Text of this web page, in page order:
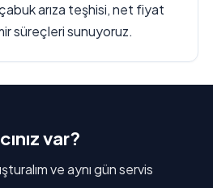
arıza teşhisi, net fiyat
süreçleri sunuyoruz.
var?
ve aynı gün servis